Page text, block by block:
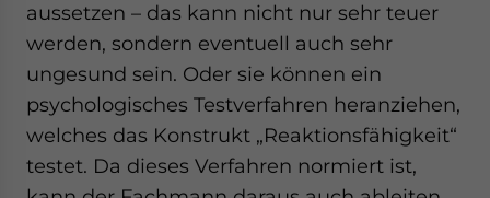
aussetzen – das kann nicht nur sehr teuer
werden, sondern eventuell auch sehr
ungesund sein. Oder sie können ein
psychologisches Testverfahren heranziehen,
welches das Konstrukt „Reaktionsfähigkeit“
testet. Da dieses Verfahren normiert ist,